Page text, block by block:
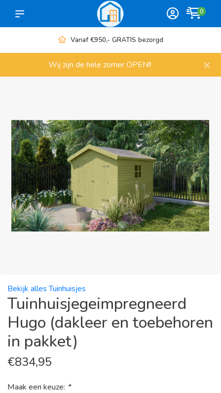
0
Meer dan 1000 artikelen
Wij zijn de hele zomer OPEN!! ×
Bekijk alles Tuinhuisjes
Tuinhuisjegeimpregneerd
Hugo (dakleer en toebehoren
in pakket)
€834,95
Maak een keuze: *